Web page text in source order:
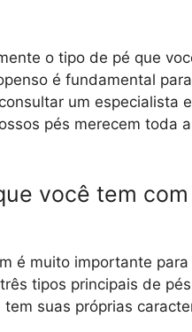
o tipo de pé que
é fundamental
um especialista
pés merecem toda
você tem
é muito importante
tipos principais de
suas próprias